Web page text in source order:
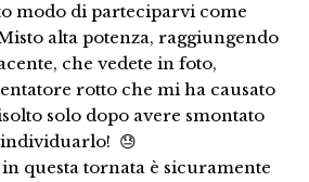
modo di parteciparvi come
alta potenza, raggiungendo
che vedete in foto,
rotto che mi ha causato
solo dopo avere smontato
individuarlo! 😓
questa tornata è sicuramente